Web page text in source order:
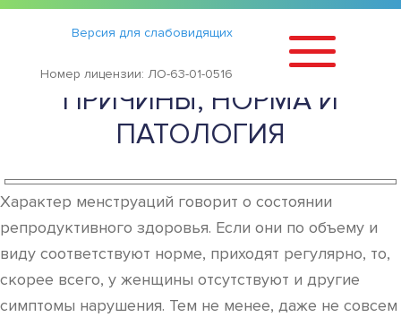
Версия для слабовидящих
Номер лицензии: ЛО-63-01-0516
Статьи ›
МАЗНЯ ВМЕСТО МЕСЯЧНЫХ:
ПРИЧИНЫ, НОРМА И
ПАТОЛОГИЯ
Характер менструаций говорит о состоянии
репродуктивного здоровья. Если они по объему и
виду соответствуют норме, приходят регулярно, то,
скорее всего, у женщины отсутствуют и другие
симптомы нарушения. Тем не менее, даже не совсем